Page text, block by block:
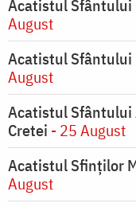
Acatistul Sfântului
August
Acatistul Sfântului
August
Acatistul Sfântului
Cretei - 25 August
Acatistul Sfinților
August